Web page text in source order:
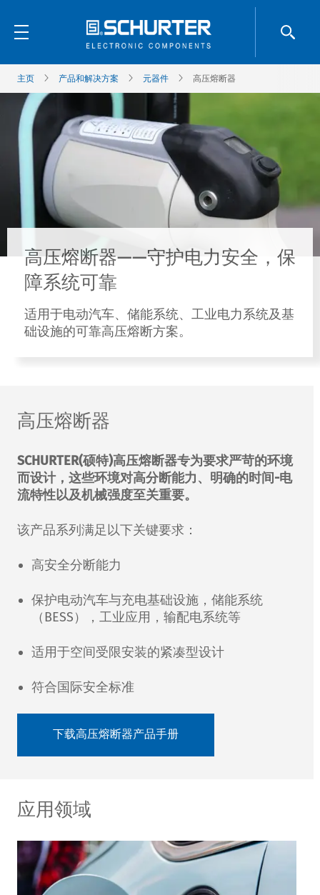
主页 产品和解决方案 元器件 高压熔断器
高压熔断器——守护电力安全，保
障系统可靠
适用于电动汽车、储能系统、工业电力系统及基
础设施的可靠高压熔断方案。
高压熔断器
SCHURTER(硕特)高压熔断器专为要求严苛的环境
而设计，这些环境对高分断能力、明确的时间-电
流特性以及机械强度至关重要。
该产品系列满足以下关键要求：
高安全分断能力
保护电动汽车与充电基础设施，储能系统
（BESS），工业应用，输配电系统等
适用于空间受限安装的紧凑型设计
符合国际安全标准
下载高压熔断器产品手册
应用领域